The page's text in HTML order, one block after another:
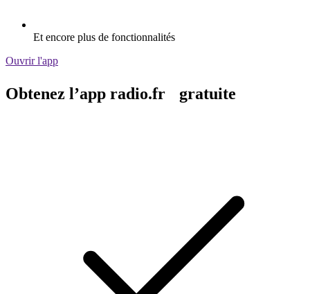
Et encore plus de fonctionnalités
Ouvrir l'app
Obtenez l’app radio.fr gratuite